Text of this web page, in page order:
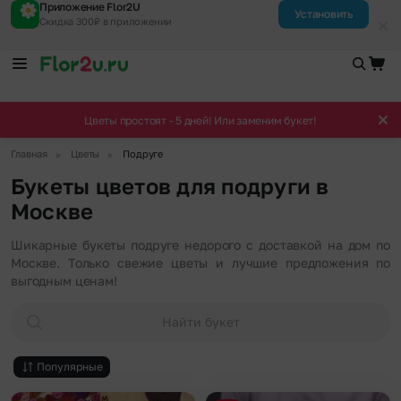
Приложение Flor2U
Скидка 300₽ в приложении
Установить
Цветы простоят - 5 дней! Или заменим букет!
Главная Цветы Подруге
Букеты цветов для подруги в
Москве
Шикарные букеты подруге недорого с доставкой на дом по
Москве. Только свежие цветы и лучшие предложения по
выгодным ценам!
Найти букет
Популярные